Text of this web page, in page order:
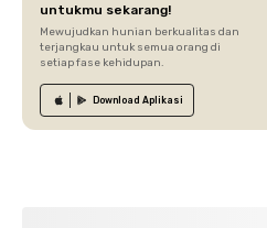
untukmu sekarang!
Mewujudkan hunian berkualitas dan
terjangkau untuk semua orang di
setiap fase kehidupan.
Download Aplikasi